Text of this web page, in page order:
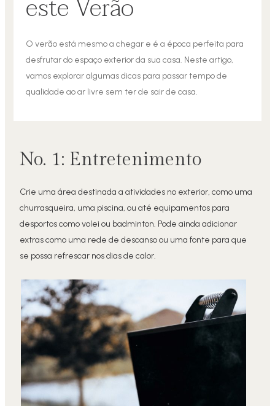
O verão está mesmo a chegar e é a época perfeita para
desfrutar do espaço exterior da sua casa. Neste artigo,
vamos explorar algumas dicas para passar tempo de
qualidade ao ar livre sem ter de sair de casa.
No. 1: Entretenimento
Crie uma área destinada a atividades no exterior, como uma
churrasqueira, uma piscina, ou até equipamentos para
desportos como volei ou badminton. Pode ainda adicionar
extras como uma rede de descanso ou uma fonte para que
se possa refrescar nos dias de calor.